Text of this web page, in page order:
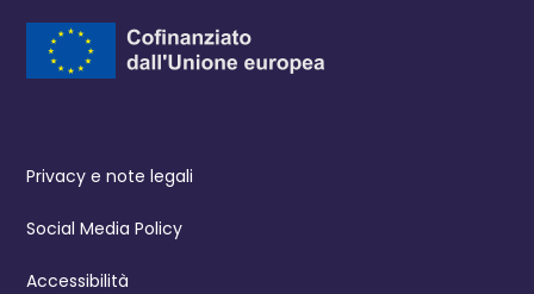
Privacy e note legali
Social Media Policy
Accessibilità